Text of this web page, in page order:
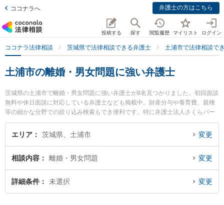
ココナラへ 弁護士の方はこちら
投稿する 探す 閲覧履歴 マイリスト ログイン
ココナラ法律相談 茨城県で法律相談できる弁護士 土浦市で法律相談で
土浦市の離婚・男女問題に強い弁護士
茨城県の土浦市で離婚・男女問題に強い弁護士が8名見つかりました。初回面談
無料や休日面談に対応している弁護士なども掲載中。財産分与や養育費、親権
等の細かな分野での絞り込み検索もでき便利です。特に弁護士法人さくらパー
トナーズ法律事務所 茨城つちうら主事務所の佐々木 陽二郎弁護士や弁護士法人
さくらパートナーズ法律事務所 茨城つちうら主事務所の小泉 裕介弁護士、土浦
を今すぐに弁護士に相談したい』『離婚・男女問題のトラブル解決の実績豊富
な近くの弁護士を検索したい』『初回相談無料で離婚・男女問題を法律相談で
きる土浦市内の弁護士に相談予約したい』などでお困りの相談者さんにおすす
エリア 茨城県、土浦市 変更
相談内容 離婚・男女問題 変更
詳細条件 未選択 変更